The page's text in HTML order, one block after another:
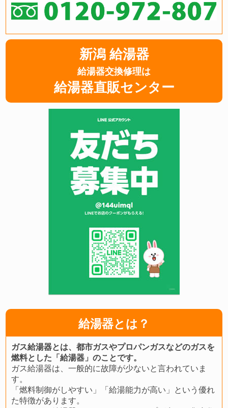
新潟 給湯器
給湯器交換修理は
給湯器直販センター
給湯器とは？
ガス給湯器とは、都市ガスやプロパンガスなどのガスを
燃料とした「給湯器」のことです。
ガス給湯器は、一般的に故障が少ないと言われていま
す。
「燃料制御がしやすい」「給湯能力が高い」という優れ
た特徴があります。